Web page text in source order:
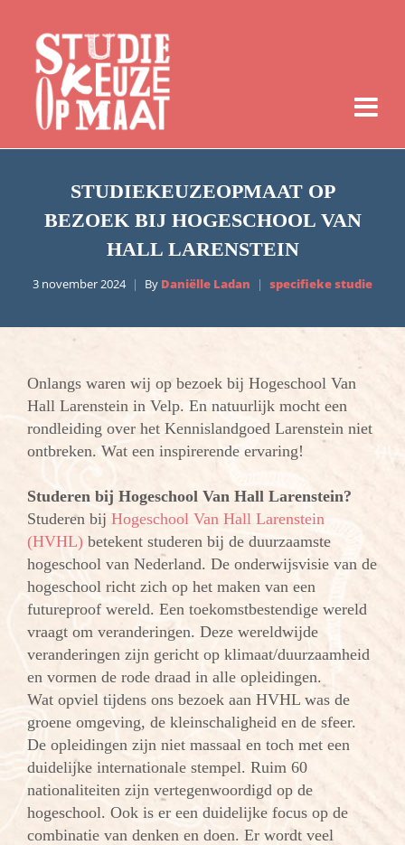
STUDIEKEUZEOPMAAT OP
BEZOEK BIJ HOGESCHOOL VAN
HALL LARENSTEIN
3 november 2024 By Daniëlle Ladan specifieke studie
Onlangs waren wij op bezoek bij Hogeschool Van
Hall Larenstein in Velp. En natuurlijk mocht een
rondleiding over het Kennislandgoed Larenstein niet
ontbreken. Wat een inspirerende ervaring!
Studeren bij Hogeschool Van Hall Larenstein?
Studeren bij Hogeschool Van Hall Larenstein
(HVHL) betekent studeren bij de duurzaamste
hogeschool van Nederland. De onderwijsvisie van de
hogeschool richt zich op het maken van een
futureproof wereld. Een toekomstbestendige wereld
vraagt om veranderingen. Deze wereldwijde
veranderingen zijn gericht op klimaat/duurzaamheid
en vormen de rode draad in alle opleidingen.
Wat opviel tijdens ons bezoek aan HVHL was de
groene omgeving, de kleinschaligheid en de sfeer.
De opleidingen zijn niet massaal en toch met een
duidelijke internationale stempel. Ruim 60
nationaliteiten zijn vertegenwoordigd op de
hogeschool. Ook is er een duidelijke focus op de
combinatie van denken en doen. Er wordt veel